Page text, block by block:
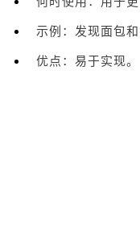
示例：发现面包
优点：易于实现。